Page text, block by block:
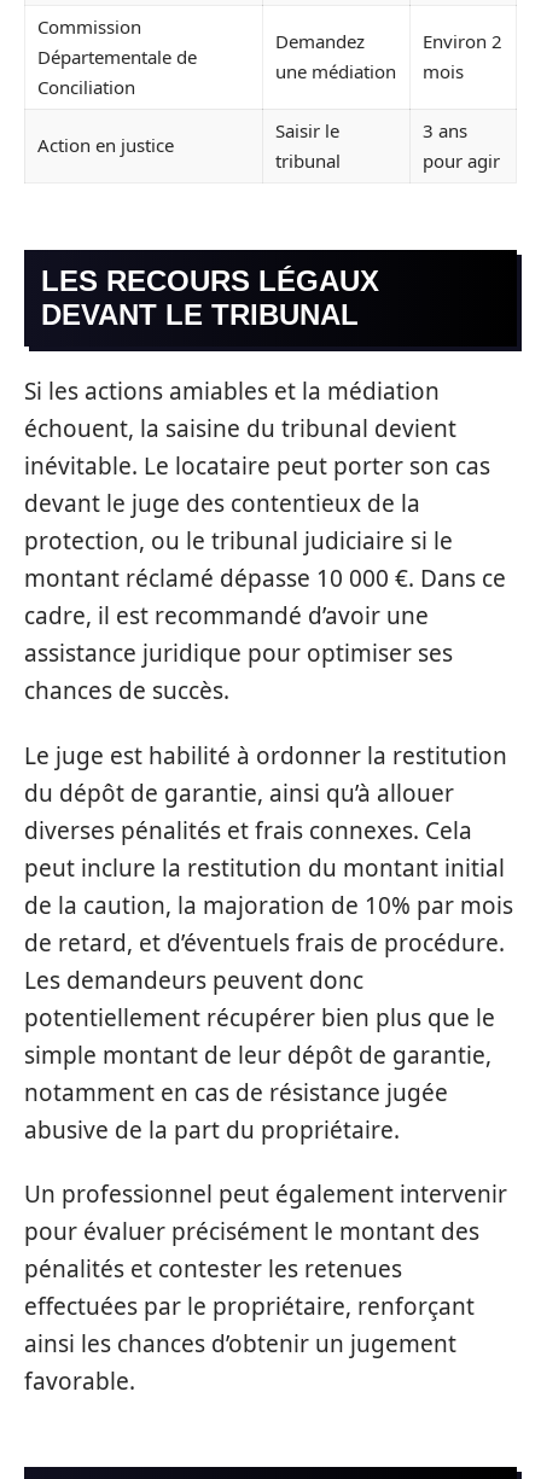
Commission
Départementale de
Conciliation
Demandez
une médiation
Environ 2
mois
Action en justice
Saisir le
tribunal
3 ans
pour agir
LES RECOURS LÉGAUX
DEVANT LE TRIBUNAL
Si les actions amiables et la médiation
échouent, la saisine du tribunal devient
inévitable. Le locataire peut porter son cas
devant le juge des contentieux de la
protection, ou le tribunal judiciaire si le
montant réclamé dépasse 10 000 €. Dans ce
cadre, il est recommandé d’avoir une
assistance juridique pour optimiser ses
chances de succès.
Le juge est habilité à ordonner la restitution
du dépôt de garantie, ainsi qu’à allouer
diverses pénalités et frais connexes. Cela
peut inclure la restitution du montant initial
de la caution, la majoration de 10% par mois
de retard, et d’éventuels frais de procédure.
Les demandeurs peuvent donc
potentiellement récupérer bien plus que le
simple montant de leur dépôt de garantie,
notamment en cas de résistance jugée
abusive de la part du propriétaire.
Un professionnel peut également intervenir
pour évaluer précisément le montant des
pénalités et contester les retenues
effectuées par le propriétaire, renforçant
ainsi les chances d’obtenir un jugement
favorable.